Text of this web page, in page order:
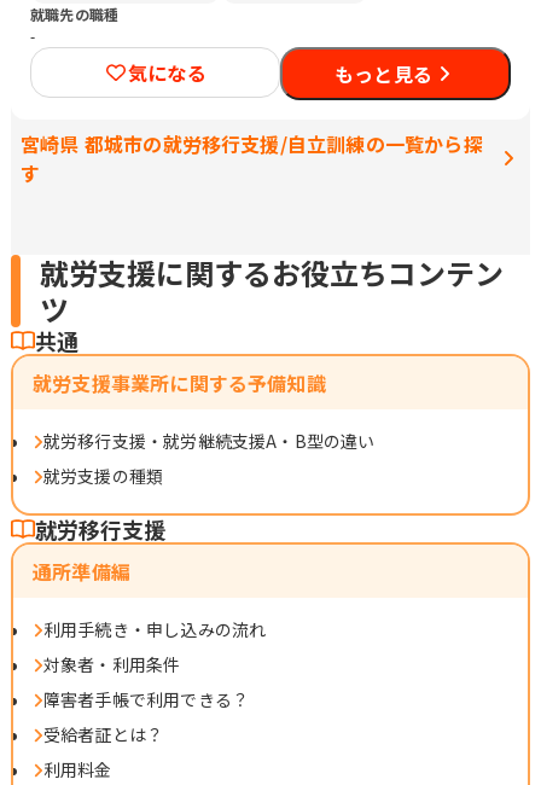
就職先の職種
-
気になる もっと見る
宮崎県 都城市の就労移行支援/自立訓練の一覧から探
す
就労支援に関するお役立ちコンテン
ツ
共通
就労支援事業所に関する予備知識
就労移行支援・就労継続支援A・B型の違い
就労支援の種類
就労移行支援
通所準備編
利用手続き・申し込みの流れ
対象者・利用条件
障害者手帳で利用できる？
受給者証とは？
利用料金